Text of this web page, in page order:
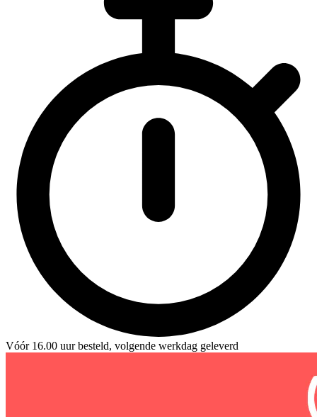
Vóór 16.00 uur besteld, volgende werkdag geleverd